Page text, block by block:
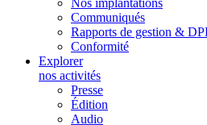
Nos implantations
Communiqués
Rapports de gestion &
Conformité
Explorer
nos activités
Presse
Édition
Audio